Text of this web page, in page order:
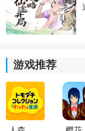
6、商店中将限时上
单边眼镜等高级配饰
游戏推荐